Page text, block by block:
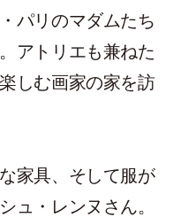
パリのマダムたち
アトリエも兼ねた
しむ画家の家を訪
家具、そして服が
ュ・レンヌさん。